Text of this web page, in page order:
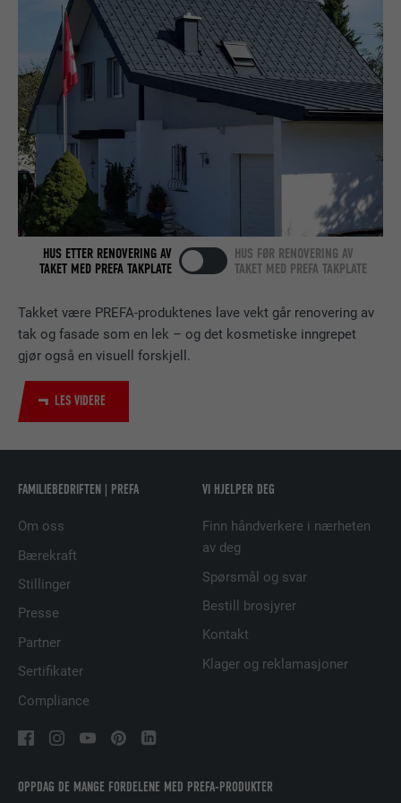
Takket være PREFA-produktenes lave vekt går renovering av
tak og fasade som en lek – og det kosmetiske inngrepet
gjør også en visuell forskjell.
LES VIDERE
HUS ETTER RENOVERING AV
TAKET MED PREFA TAKPLATE
HUS FØR RENOVERING AV
TAKET MED PREFA TAKPLATE
OPPDAG DE MANGE FORDELENE MED PREFA-PRODUKTER
FAMILIEBEDRIFTEN | PREFA
Om oss
Bærekraft
Stillinger
Presse
Partner
Sertifikater
Compliance
VI HJELPER DEG
Finn håndverkere i nærheten
av deg
Spørsmål og svar
Bestill brosjyrer
Kontakt
Klager og reklamasjoner
FORMÅL
Brukes for å teste om nettleseren tillater
bruk av informasjonskapsler. Har ingen
identifikasjonsegenskaper.
TILBYDER LinkedIn
FORLØP Økt
Lagt inn av LinkedIn når et nettsted
inneholder et innebygd «Følg oss»-vindu.
NAVN bcookie
TILBYDER LinkedIn
FORLØP 2 år
FORMÅL
Bruk av SoMe-tjenesten LinkedIn for å
følge bruken av innebygde tjenester.
TILBYDER LinkedIn
følge bruken av innebygde tjenester.
NAVN UserMatchHistory
FORLØP
FORMÅL
attributet er tilgjengelig for alle
informasjonskapslene i denne nettleseren